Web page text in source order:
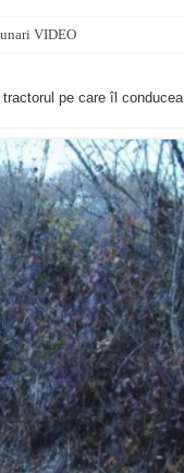
VIDEO
– avarie
izvor de sănătate VIDEO
VIDEO
și Plastomet
Severinului
pe care îl conducea